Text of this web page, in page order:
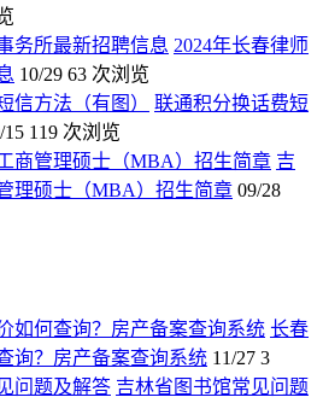
2024年长春律师
10/29 63 次浏览
联通积分换话费短
15 119 次浏览
吉
理硕士（MBA）招生简章 09/28
长春
询？房产备案查询系统 11/27 3
吉林省图书馆常见问题